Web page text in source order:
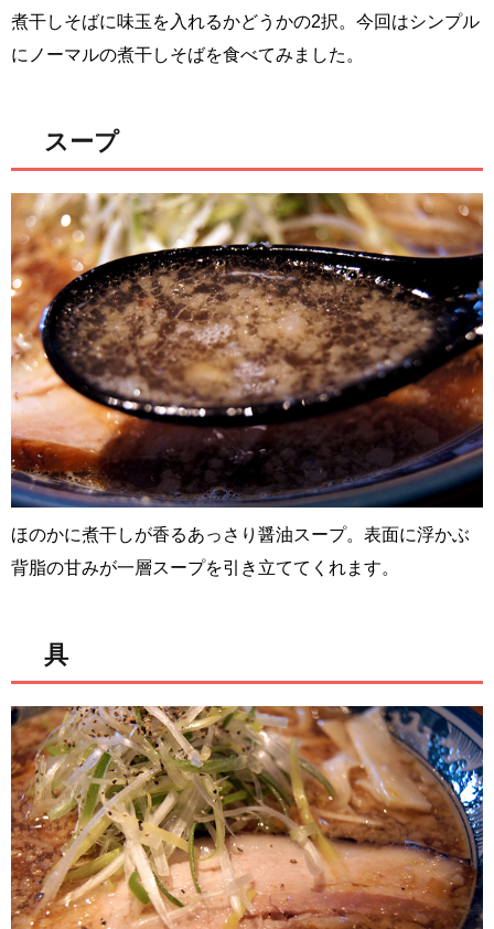
煮干しそばに味玉を入れるかどうかの2択。今回はシンプル
にノーマルの煮干しそばを食べてみました。
スープ
ほのかに煮干しが香るあっさり醤油スープ。表面に浮かぶ
背脂の甘みが一層スープを引き立ててくれます。
具